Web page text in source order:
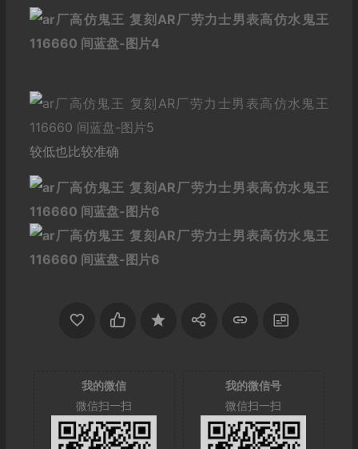
较低也比较准确
我的微信
微信扫一扫
我的微信号
微信扫一扫